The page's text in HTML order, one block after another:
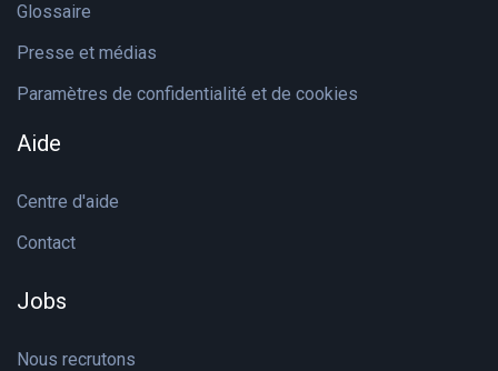
Glossaire
Presse et médias
Paramètres de confidentialité et de cookies
Aide
Centre d'aide
Contact
Jobs
Nous recrutons